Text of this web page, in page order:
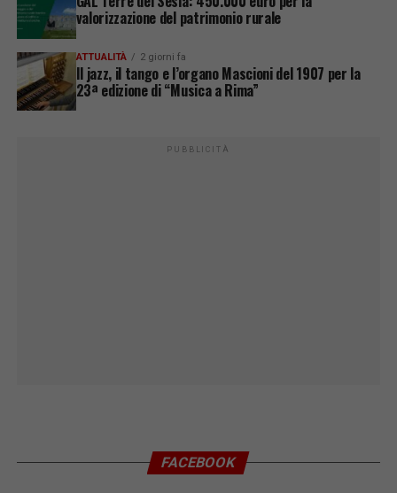
valorizzazione del patrimonio rurale
ATTUALITÀ 2 giorni fa
Il jazz, il tango e l’organo Mascioni del 1907 per la
23ª edizione di “Musica a Rima”
PUBBLICITÀ
FACEBOOK